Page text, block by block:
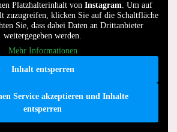
Platzhalterinhalt von Instagram. Um auf
zuzugreifen, klicken Sie auf die Schaltfläche
Sie, dass dabei Daten an Drittanbieter
weitergegeben werden.
Mehr Informationen
Inhalt entsperren
Service akzeptieren und Inhalte
entsperren